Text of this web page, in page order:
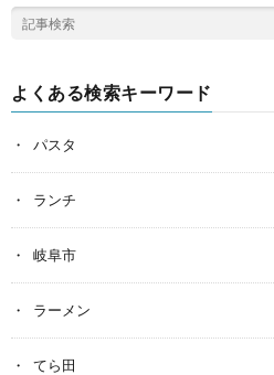
よくある検索キーワード
パスタ
ランチ
岐阜市
ラーメン
てら田